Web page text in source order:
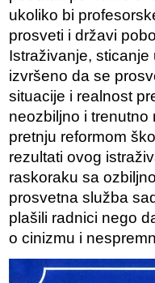
ukoliko bi
prosveti i državi
Istraživanje,
izvršeno da se
situacije i realnost
neozbiljno i trenutno
pretnju reformom
rezultati ovog
raskoraku sa
prosvetna služba
plašili radnici nego
o cinizmu i